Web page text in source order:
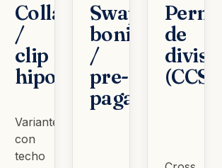
Collar
/
clip
hipotecario
Variantes
con
techo
Swap
bonificado
/
pre-
pagado
de
divisa
(CCS)